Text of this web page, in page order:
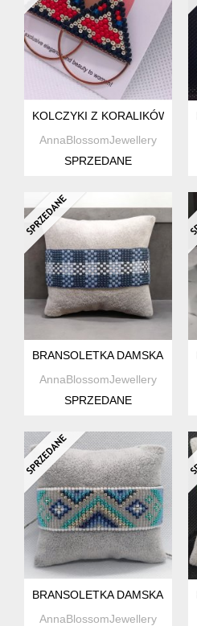
KOLCZYKI Z KORALIKÓW W
AnnaBlossomJewellery
SPRZEDANE
BRANSOLETKA DAMSKA Z
AnnaBlossomJewellery
SPRZEDANE
BRANSOLETKA DAMSKA Z
AnnaBlossomJewellery